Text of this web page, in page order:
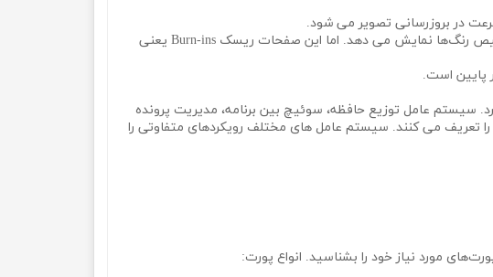
OLED: این پنل نمایشی هم بالاترین زاویه دید یعنی 178 درجه را فراهم می‌کند و کنتراست رنگی را با دقت بالای تشخیص رنگ‌ها نمایش می‌ دهد. اما این صفحات ریسک Burn-ins یعنی
سیستم عامل توزیع حافظه، سوئیچ بین برنامه، مدیریت پرونده
را تعریف می‌ کنند. سیستم عامل های مختلف رویکردهای متفاوتی را
مورد نیاز خود را بشناسید. انواع پورت: